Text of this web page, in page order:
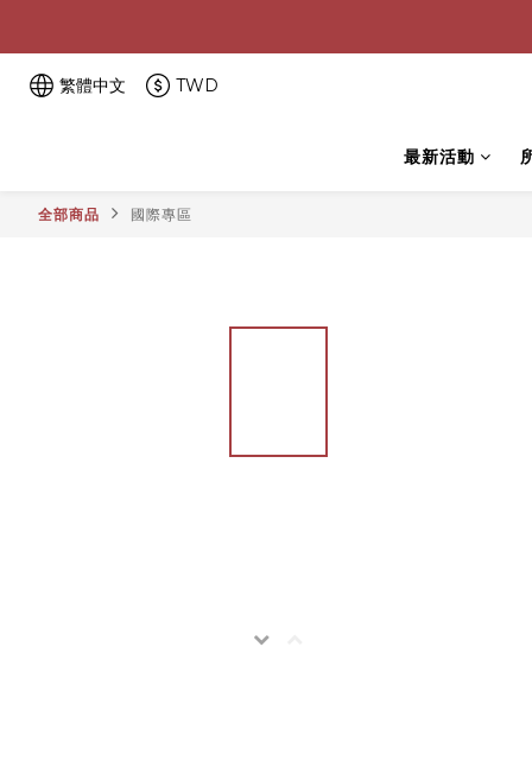
繁體中文 TWD
最新活動
全部商品 國際專區